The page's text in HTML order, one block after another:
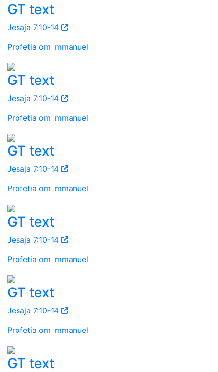
GT text
Jesaja 7:10-14
Profetia om Immanuel
GT text
Jesaja 7:10-14
Profetia om Immanuel
GT text
Jesaja 7:10-14
Profetia om Immanuel
GT text
Jesaja 7:10-14
Profetia om Immanuel
GT text
Jesaja 7:10-14
Profetia om Immanuel
GT text